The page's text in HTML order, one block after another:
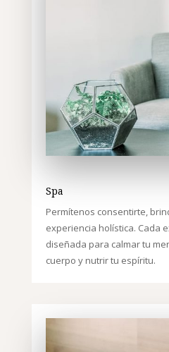
Spa
Permítenos consentirte,
experiencia holística. Cada
diseñada para calmar tu
cuerpo y nutrir tu espíritu.